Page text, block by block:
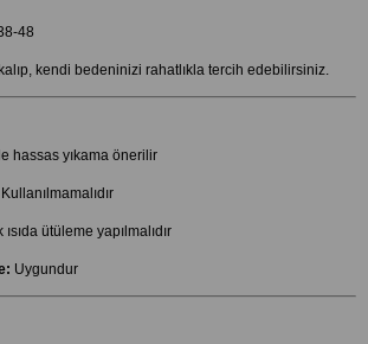
48
kendi bedeninizi rahatlıkla tercih edebilirsiniz.
hassas yıkama önerilir
Kullanılmamalıdır
ısıda ütüleme yapılmalıdır
Uygundur